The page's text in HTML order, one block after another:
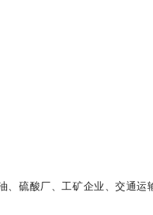
、硫酸厂、工矿企业、交通运